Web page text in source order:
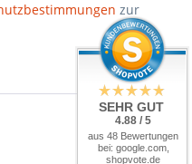
zur
SEHR GUT
4.88 / 5
aus 48 Bewertungen
bei: google.com,
shopvote.de